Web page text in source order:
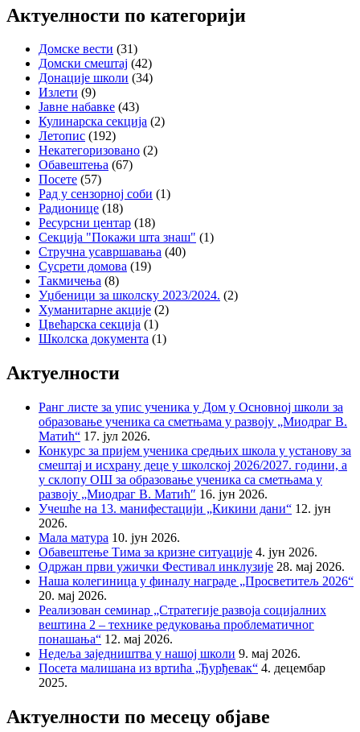
Актуелности по категорији
Домске вести (31)
Домски смештај (42)
Донације школи (34)
Излети (9)
Јавне набавке (43)
Кулинарска секција (2)
Летопис (192)
Некатегоризовано (2)
Обавештења (67)
Посете (57)
Рад у сензорној соби (1)
Радионице (18)
Ресурсни центар (18)
Секција "Покажи шта знаш" (1)
Стручна усавршавања (40)
Сусрети домова (19)
Такмичења (8)
Уџбеници за школску 2023/2024. (2)
Хуманитарне акције (2)
Цвећарска секција (1)
Школска документа (1)
Актуелности
Ранг листе за упис ученика у Дом у Основној школи за
образовање ученика са сметњама у развоју „Миодраг В.
Матић“ 17. јул 2026.
Конкурс за пријем ученика средњих школа у установу за
смештај и исхрану деце у школској 2026/2027. години, а
у склопу ОШ за образовање ученика са сметњама у
развоју „Миодраг В. Матић″ 16. јун 2026.
Учешће на 13. манифестацији „Кикини дани“ 12. јун
2026.
Мала матура 10. јун 2026.
Обавештење Тима за кризне ситуације 4. јун 2026.
Одржан први ужички Фестивал инклузије 28. мај 2026.
Наша колегиница у финалу награде „Просветитељ 2026“
20. мај 2026.
Реализован семинар „Стратегије развоја социјалних
вештина 2 – технике редуковања проблематичног
понашања“ 12. мај 2026.
Недеља заједништва у нашој школи 9. мај 2026.
Посета малишана из вртића „Ђурђевак“ 4. децембар
2025.
Актуелности по месецу објаве